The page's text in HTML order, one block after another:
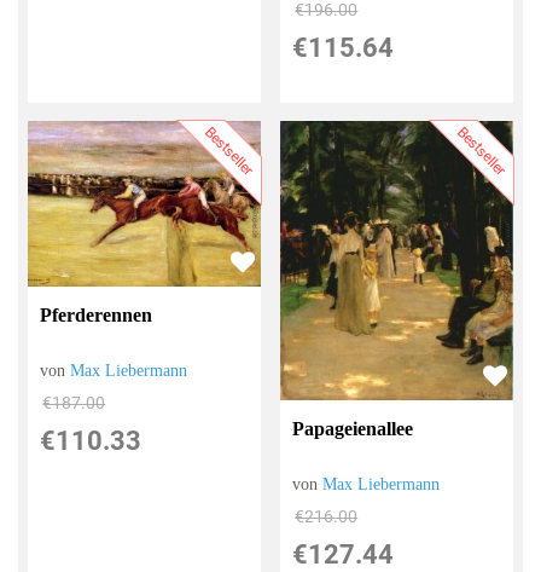
€196.00
€115.64
Bestseller
Pferderennen
vonMax Liebermann
€187.00
€110.33
Bestseller
Papageienallee
vonMax Liebermann
€216.00
€127.44